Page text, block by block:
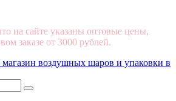
на сайте указаны оптовые цены,
заказе от 3000 рублей.